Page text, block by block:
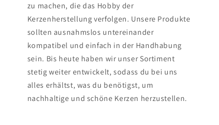
zu machen, die das Hobby der
Kerzenherstellung verfolgen. Unsere Produkte
sollten ausnahmslos untereinander
kompatibel und einfach in der Handhabung
sein. Bis heute haben wir unser Sortiment
stetig weiter entwickelt, sodass du bei uns
alles erhältst, was du benötigst, um
nachhaltige und schöne Kerzen herzustellen.